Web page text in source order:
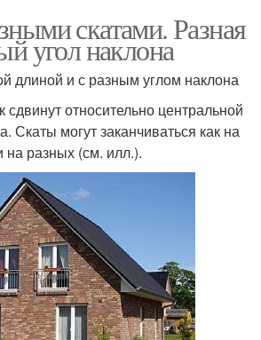
скатами. Разная
угол наклона
длиной и с разным углом наклона
сдвинут относительно центральной
Скаты могут заканчиваться как на
на разных (см. илл.).